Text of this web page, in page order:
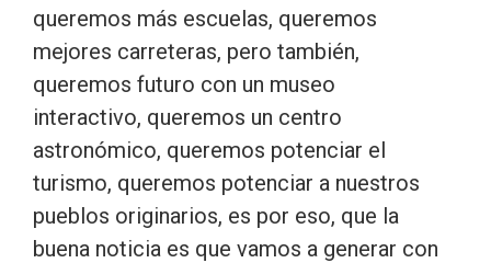
queremos más escuelas, queremos
mejores carreteras, pero también,
queremos futuro con un museo
interactivo, queremos un centro
astronómico, queremos potenciar el
turismo, queremos potenciar a nuestros
pueblos originarios, es por eso, que la
buena noticia es que vamos a generar con